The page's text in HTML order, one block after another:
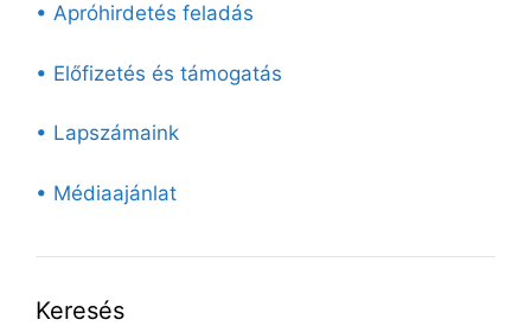
• Apróhirdetés feladás
• Előfizetés és támogatás
• Lapszámaink
• Médiaajánlat
Keresés